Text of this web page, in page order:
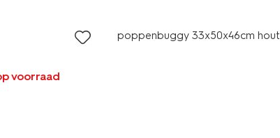
voorraad
poppenbuggy 33x50x46cm hout